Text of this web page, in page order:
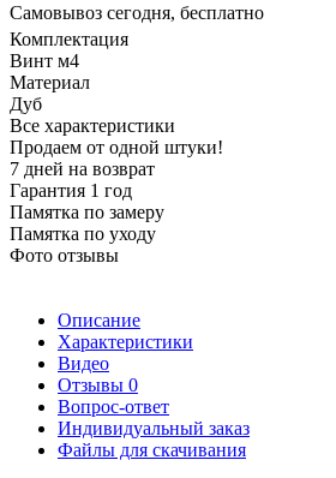
Самовывоз сегодня, бесплатно
Комплектация
Винт м4
Материал
Дуб
Все характеристики
Продаем от одной штуки!
7 дней на возврат
Гарантия 1 год
Памятка по замеру
Памятка по уходу
Фото отзывы
Описание
Характеристики
Видео
Отзывы 0
Вопрос-ответ
Индивидуальный заказ
Файлы для скачивания